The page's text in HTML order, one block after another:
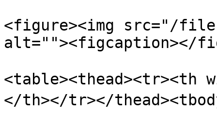
<figure><img src="/files/
alt=""><figcaption></
<table><thead><tr><th
</th></tr></